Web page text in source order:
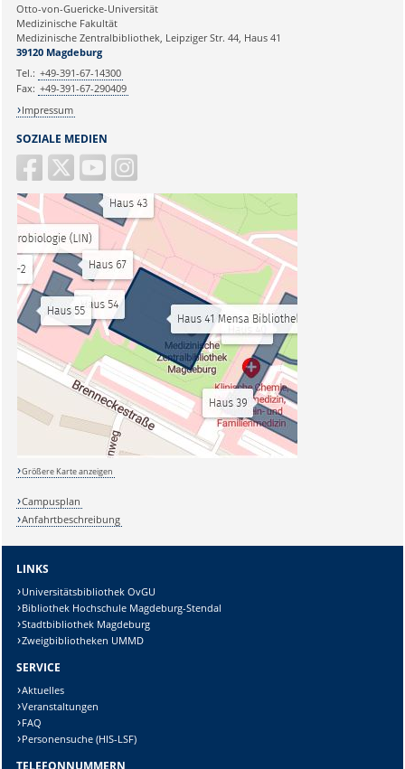
SOZIALE MEDIEN
Otto-von-Guericke-Universität
Medizinische Fakultät
Medizinische Zentralbibliothek, Leipziger Str. 44, Haus 41
39120 Magdeburg
Tel.: +49-391-67-14300
Fax: +49-391-67-290409
Impressum
Größere Karte anzeigen
Campusplan
Anfahrtbeschreibung
LINKS
Universitätsbibliothek OvGU
Bibliothek Hochschule Magdeburg-Stendal
Stadtbibliothek Magdeburg
Zweigbibliotheken UMMD
SERVICE
Aktuelles
Veranstaltungen
FAQ
Personensuche (HIS-LSF)
TELEFONNUMMERN